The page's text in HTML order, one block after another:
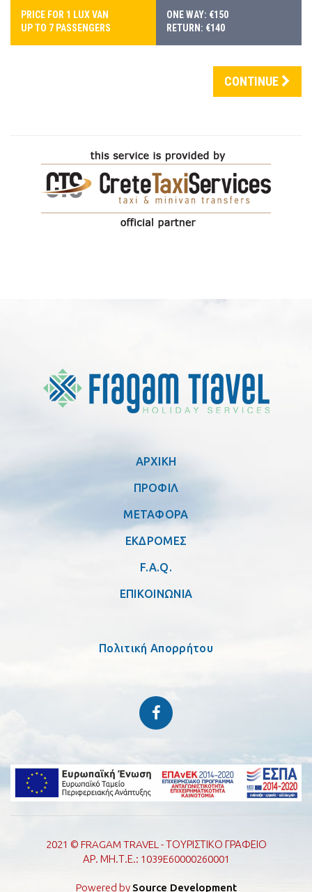
ΑΡΧΙΚΗ
ΠΡΟΦΙΛ
ΜΕΤΑΦΟΡΑ
ΕΚΔΡΟΜΕΣ
F.A.Q.
ΕΠΙΚΟΙΝΩΝΙΑ
Πολιτική Απορρήτου
2021 © FRAGAM TRAVEL - ΤΟΥΡΙΣΤΙΚΟ ΓΡΑΦΕΙΟ
ΑΡ. ΜΗ.Τ.Ε.: 1039E60000260001
Powered by Source Development